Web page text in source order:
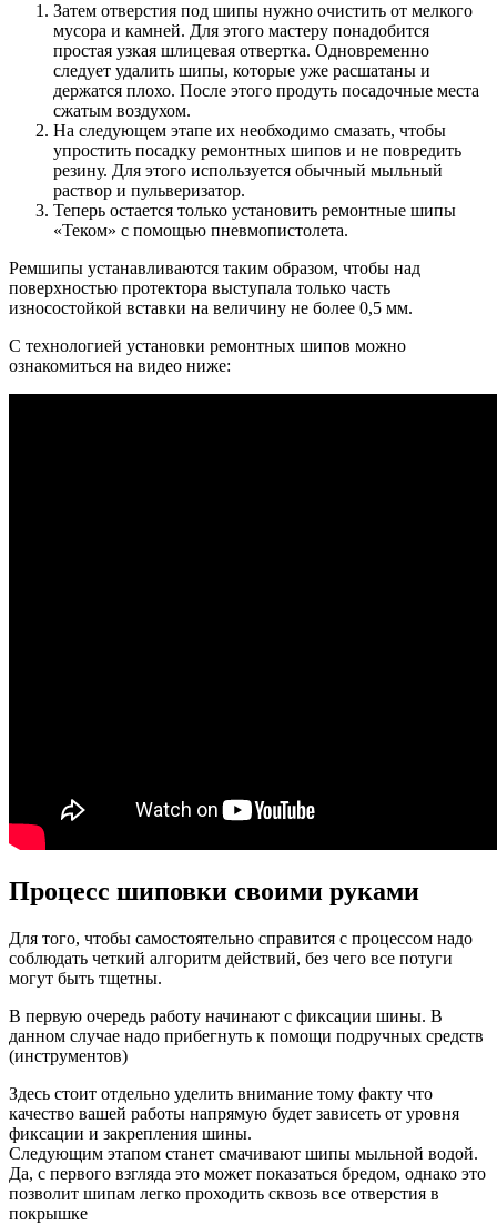
Затем отверстия под шипы нужно очистить от мелкого
мусора и камней. Для этого мастеру понадобится
простая узкая шлицевая отвертка. Одновременно
следует удалить шипы, которые уже расшатаны и
держатся плохо. После этого продуть посадочные места
сжатым воздухом.
На следующем этапе их необходимо смазать, чтобы
упростить посадку ремонтных шипов и не повредить
резину. Для этого используется обычный мыльный
раствор и пульверизатор.
Теперь остается только установить ремонтные шипы
«Теком» с помощью пневмопистолета.
Ремшипы устанавливаются таким образом, чтобы над
поверхностью протектора выступала только часть
износостойкой вставки на величину не более 0,5 мм.
С технологией установки ремонтных шипов можно
ознакомиться на видео ниже:
Процесс шиповки своими руками
Для того, чтобы самостоятельно справится с процессом надо
соблюдать четкий алгоритм действий, без чего все потуги
могут быть тщетны.
В первую очередь работу начинают с фиксации шины. В
данном случае надо прибегнуть к помощи подручных средств
(инструментов)
Здесь стоит отдельно уделить внимание тому факту что
качество вашей работы напрямую будет зависеть от уровня
фиксации и закрепления шины.
Следующим этапом станет смачивают шипы мыльной водой.
Да, с первого взгляда это может показаться бредом, однако это
позволит шипам легко проходить сквозь все отверстия в
покрышке